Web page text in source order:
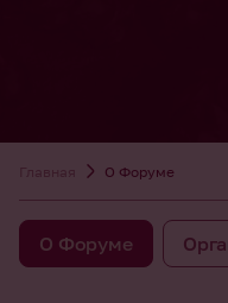
Главная О Форуме
О Форуме